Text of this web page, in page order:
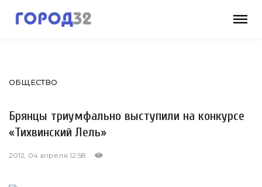
ОБЩЕСТВО
Брянцы триумфально выступили на конкурсе
«Тихвинский Лель»
2012, 04 апреля 12:58